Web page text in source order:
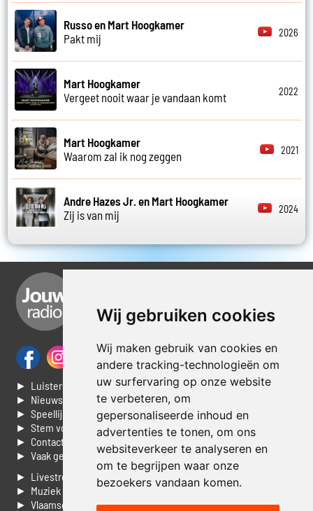
Wij gebruiken cookies
Wij maken gebruik van cookies en
andere tracking-technologieën om
uw surfervaring op onze website
te verbeteren, om
gepersonaliseerde inhoud en
advertenties te tonen, om ons
websiteverkeer te analyseren en
om te begrijpen waar onze
bezoekers vandaan komen.
Russo en Mart Hoogkamer
Pakt mij
2026
Mart Hoogkamer
Vergeet nooit waar je vandaan komt
2022
Mart Hoogkamer
Waarom zal ik nog zeggen
2021
Andre Hazes Jr. en Mart Hoogkamer
Zij is van mij
2024
► Luisteren naar Jouwradio
► Nieuws
► Speellijst
► Stem voor de Dag top 3
► Contacteer ons
► Vaak gestelde vragen
► Livestream informatie
► Muziek opzoeken
► Vlaamse 100 Aller tijden